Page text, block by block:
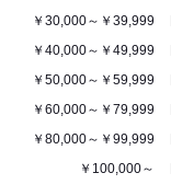
￥30,000～￥39,999
￥40,000～￥49,999
￥50,000～￥59,999
￥60,000～￥79,999
￥80,000～￥99,999
￥100,000～